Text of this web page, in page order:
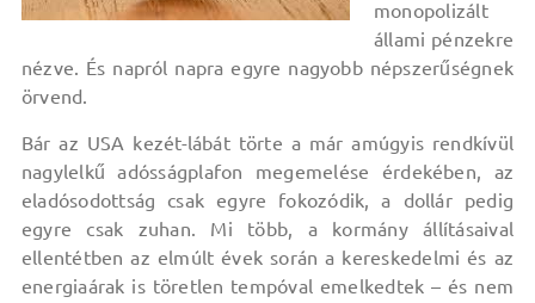
monopolizált
állami pénzekre
nézve. És napról napra egyre nagyobb népszerűségnek
örvend.
Bár az USA kezét-lábát törte a már amúgyis rendkívül
nagylelkű adósságplafon megemelése érdekében, az
eladósodottság csak egyre fokozódik, a dollár pedig
egyre csak zuhan. Mi több, a kormány állításaival
ellentétben az elmúlt évek során a kereskedelmi és az
energiaárak is töretlen tempóval emelkedtek – és nem